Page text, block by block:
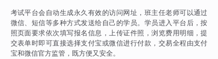
考试平台会自动生成永久有效的访问网址，班主任老师可以通过
微信、短信等多种方式发送给自己的学员。学员进入平台后，按
照页面要求依次填写报名信息，上传证件照，浏览费用明细，提
交表单时即可直接选择支付宝或微信进行付款，交易全程由支付
宝和微信官方监管，既方便又安全。